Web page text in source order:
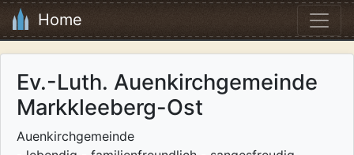
Home
Ev.-Luth. Auenkirchgemeinde
Markkleeberg-Ost
Auenkirchgemeinde